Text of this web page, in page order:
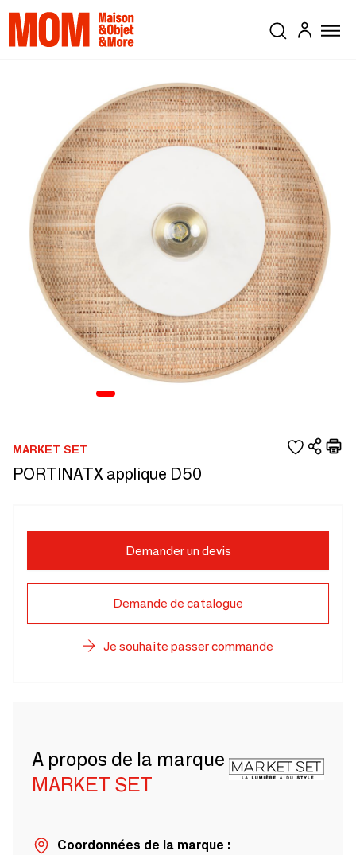
MARKET SET
PORTINATX applique D50
Demander un devis
Demande de catalogue
Je souhaite passer commande
A propos de la marque
MARKET SET
Coordonnées de la marque :